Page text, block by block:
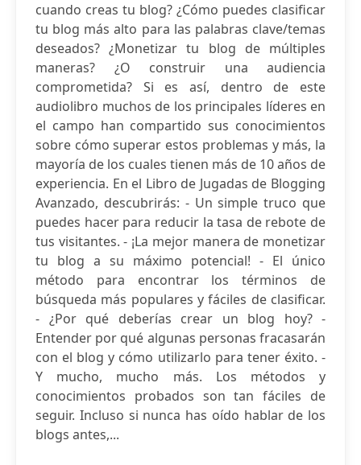
cuando creas tu blog? ¿Cómo puedes clasificar
tu blog más alto para las palabras clave/temas
deseados? ¿Monetizar tu blog de múltiples
maneras? ¿O construir una audiencia
comprometida? Si es así, dentro de este
audiolibro muchos de los principales líderes en
el campo han compartido sus conocimientos
sobre cómo superar estos problemas y más, la
mayoría de los cuales tienen más de 10 años de
experiencia. En el Libro de Jugadas de Blogging
Avanzado, descubrirás: - Un simple truco que
puedes hacer para reducir la tasa de rebote de
tus visitantes. - ¡La mejor manera de monetizar
tu blog a su máximo potencial! - El único
método para encontrar los términos de
búsqueda más populares y fáciles de clasificar.
- ¿Por qué deberías crear un blog hoy? -
Entender por qué algunas personas fracasarán
con el blog y cómo utilizarlo para tener éxito. -
Y mucho, mucho más. Los métodos y
conocimientos probados son tan fáciles de
seguir. Incluso si nunca has oído hablar de los
blogs antes,...